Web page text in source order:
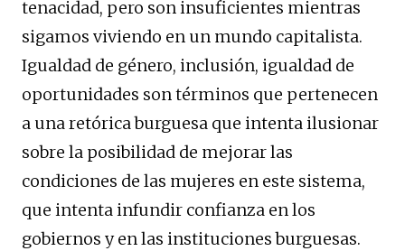
tenacidad, pero son insuficientes mientras
sigamos viviendo en un mundo capitalista.
Igualdad de género, inclusión, igualdad de
oportunidades son términos que pertenecen
a una retórica burguesa que intenta ilusionar
sobre la posibilidad de mejorar las
condiciones de las mujeres en este sistema,
que intenta infundir confianza en los
gobiernos y en las instituciones burguesas.